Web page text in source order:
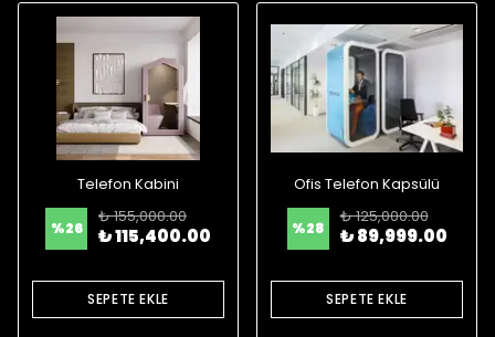
Telefon Kabini
%26
₺ 155,000.00
₺ 115,400.00
SEPETE EKLE
Ofis Telefon Kapsülü
%28
₺ 125,000.00
₺ 89,999.00
SEPETE EKLE